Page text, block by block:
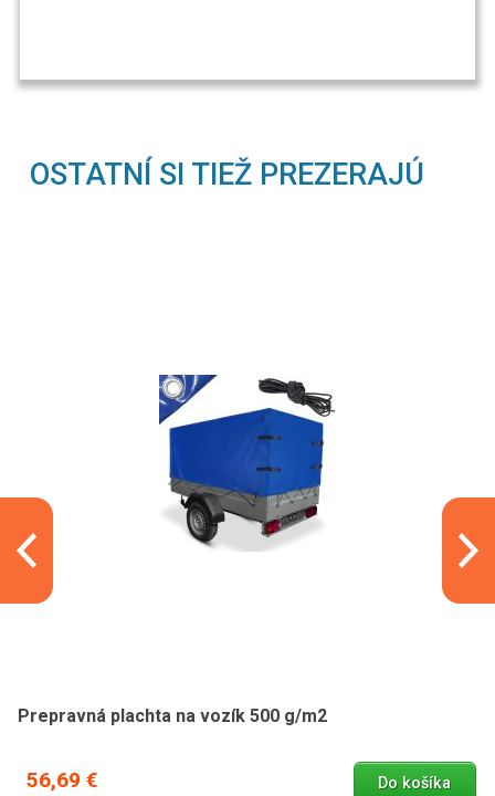
OSTATNÍ SI TIEŽ PREZERAJÚ
Prepravná plachta na vozík 500 g/m2
56,69 € Do košíka